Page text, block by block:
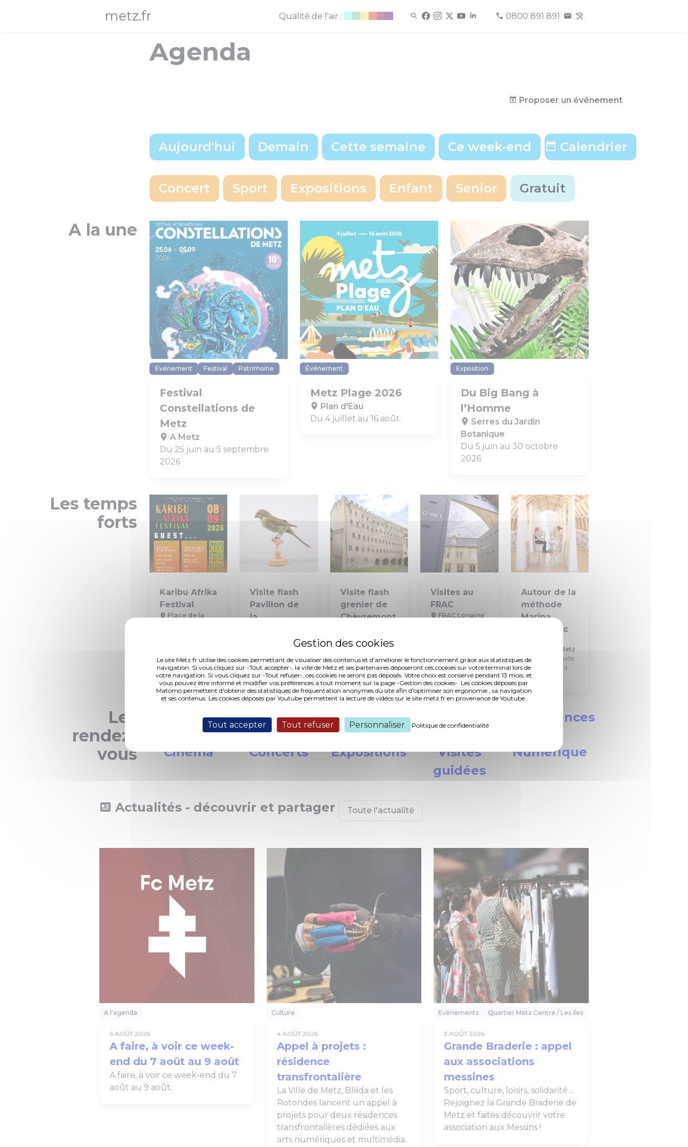
Le site Metz.fr utilise des cookies permettant de visualiser des contenus et d'améliorer le fonctionnement grâce aux statistiques de
navigation. Si vous cliquez sur -Tout accepter-, la ville de Metz et ses partenaires déposeront ces cookies sur votre terminal lors de
votre navigation. Si vous cliquez sur -Tout refuser-, ces cookies ne seront pas déposés. Votre choix est conservé pendant 13 mois, et
vous pouvez être informé et modifier vos préférences à tout moment sur la page -Gestion des cookies-. Les cookies déposés par
Matomo permettent d'obtenir des statistiques de fréquentation anonymes du site afin d'optimiser son ergonomie , sa navigation
et ses contenus. Les cookies déposés par Youtube permettent la lecture de vidéos sur le site metz.fr en provenance de Youtube.
Tout accepter Tout refuser Personnaliser Politique de confidentialité
metz.fr Qualité de l'air : 0800 891 891
Agenda
Proposer un événement
Aujourd'hui Demain Cette semaine Ce week-end
Choix d'une date précise Voir les événements à cette date Calendrier
Concert Sport Expositions Enfant Senior Gratuit
A la une
Événement Festival Patrimoine
Festival
Constellations de
Metz
A Metz
Du 25 juin au 5 septembre
2026
Événement
Metz Plage 2026
Plan d'Eau
Du 4 juillet au 16 août
Exposition
Du Big Bang à
l’Homme
Serres du Jardin
Botanique
Du 5 juin au 30 octobre
2026
Les temps
forts
Karibu Afrika
Festival
Place de la
de 10h à 22h
Visite flash
Pavillon de
la
Musée de La
Dimanche 9 août à
10h30
Visite flash
grenier de
Chèvremont
Dimanche 9 août à
Visites au
FRAC
FRAC Lorraine
Autour de la
méthode
Marina
Abramovic
Pompidou-Metz
Les lundis et jeudis
en juillet et août
2026, à 14h
Les
rendez-
vous
Spectacles Théâtre Sports Conférences
Cinéma Concerts Expositions
Visites
guidées
Numérique
Actualités - découvrir et partager Toute l'actualité
A l'agenda
6 AOÛT 2026
A faire, à voir ce week-
end du 7 août au 9 août
A faire, à voir ce week-end du 7
août au 9 août.
Culture
4 AOÛT 2026
Appel à projets :
résidence
transfrontalière
La Ville de Metz, Bliiida et les
Rotondes lancent un appel à
projets pour deux résidences
transfrontalières dédiées aux
arts numériques et multimédia.
Evénements Quartier Metz Centre / Les iles
3 AOÛT 2026
Grande Braderie : appel
aux associations
messines
Sport, culture, loisirs, solidarité…
Rejoignez la Grande Braderie de
Metz et faites découvrir votre
association aux Messins !